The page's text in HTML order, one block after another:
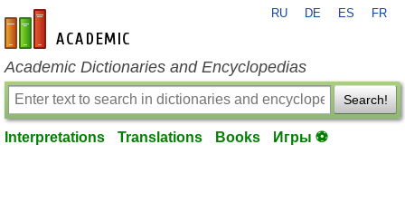
en-academic.com
RU DE ES FR
Academic Dictionaries and Encyclopedias
Search!
Interpretations Translations Books Игры ⚽